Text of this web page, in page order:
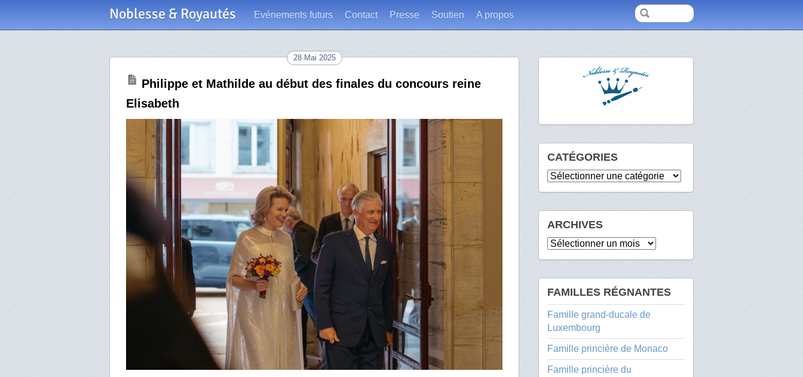
Noblesse & Royautés Evénements futurs Contact Presse Soutien A propos
28 Mai 2025
Philippe et Mathilde au début des finales du concours reine
Elisabeth
CATÉGORIES
Catégories
ARCHIVES
Archives
FAMILLES RÉGNANTES
Famille grand-ducale de
Luxembourg
Famille princière de Monaco
Famille princière du